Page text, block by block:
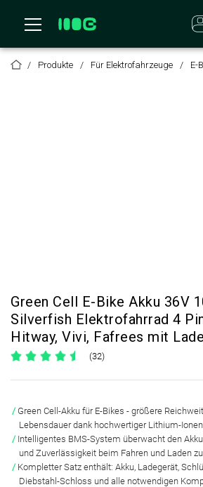
Produkte Für Elektrofahrzeuge E-
Green Cell E-Bike Akku 36V
Silverfish Elektrofahrrad 4
Hitway, Vivi, Fafrees mit
(32)
Green Cell-Akku für E-Bikes - größere
Lebensdauerdank hochwertiger Lithium-
Intelligentes BMS-System überwacht den
und Zuverlässigkeit beim Fahren und Laden
Kompletter Satz enthält: Akku, Ladegerät,
Diebstahl-Schloss und alle notwendigen